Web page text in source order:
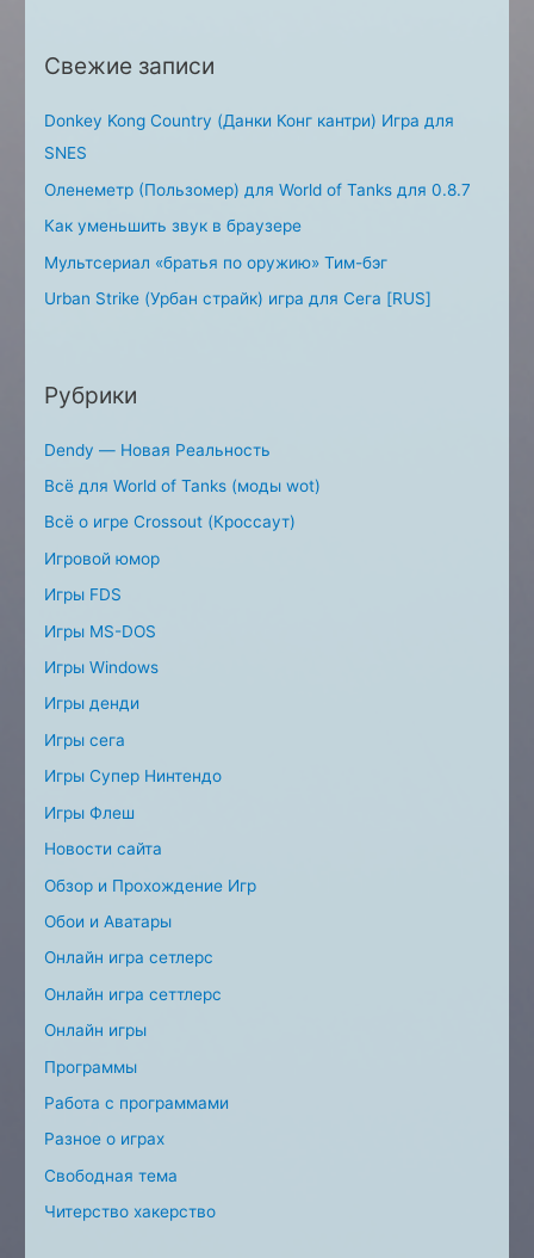
rСвежие записи
Donkey Kong Country (Данки Конг кантри) Игра для
SNES
Оленеметр (Пользомер) для World of Tanks для 0.8.7
Как уменьшить звук в браузере
Мультсериал «братья по оружию» Тим-бэг
Urban Strike (Урбан страйк) игра для Сега [RUS]
Рубрики
Dendy — Новая Реальность
Всё для World of Tanks (моды wot)
Всё о игре Crossout (Кроссаут)
Игровой юмор
Игры FDS
Игры MS-DOS
Игры Windows
Игры денди
Игры сега
Игры Супер Нинтендо
Игры Флеш
Новости сайта
Обзор и Прохождение Игр
Обои и Аватары
Онлайн игра сетлерс
Онлайн игра сеттлерс
Онлайн игры
Программы
Работа с программами
Разное о играх
Свободная тема
Читерство хакерство